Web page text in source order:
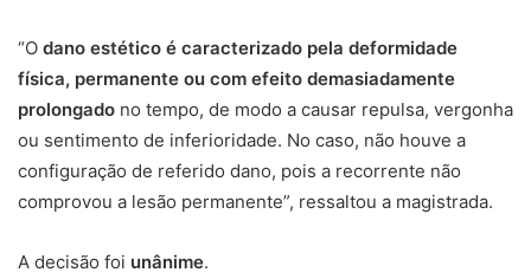
“O dano estético é caracterizado pela deformidade
física, permanente ou com efeito demasiadamente
prolongado no tempo, de modo a causar repulsa, vergonha
ou sentimento de inferioridade. No caso, não houve a
configuração de referido dano, pois a recorrente não
comprovou a lesão permanente”, ressaltou a magistrada.
A decisão foi unânime.